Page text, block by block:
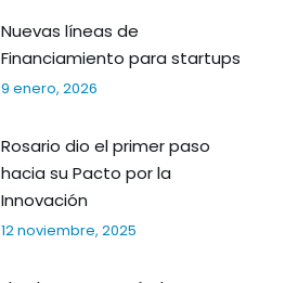
Nuevas líneas de
Financiamiento para startups
9 enero, 2026
Rosario dio el primer paso
hacia su Pacto por la
Innovación
12 noviembre, 2025